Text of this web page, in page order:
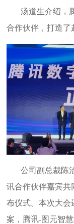
汤道生介绍，腾
合作伙伴，打造了
公司副总裁陈治
讯合作伙伴嘉宾共
布仪式。本次大会
案，腾讯-图元智